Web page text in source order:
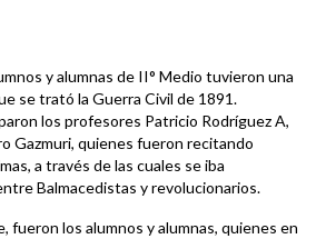
y alumnas de II° Medio tuvieron una
se trató la Guerra Civil de 1891.
los profesores Patricio Rodríguez A,
Gazmuri, quienes fueron recitando
a través de las cuales se iba
Balmacedistas y revolucionarios.
fueron los alumnos y alumnas, quienes en